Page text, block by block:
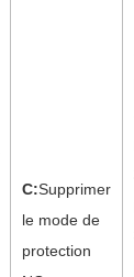
C:Supprimer
le mode de
protection